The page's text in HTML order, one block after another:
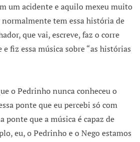
um acidente e aquilo mexeu muito
tem essa história de
que vai, escreve, faz o corre
fiz essa música sobre “as histórias
o Pedrinho nunca conheceu o
ponte que eu percebi só com
ponte que a música é capaz de
eu, o Pedrinho e o Nego estamos